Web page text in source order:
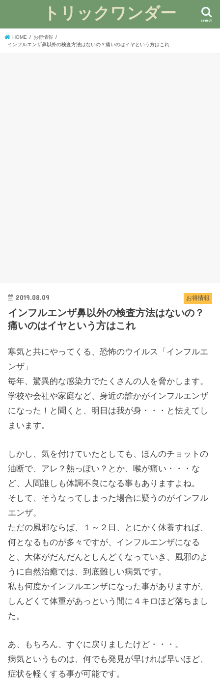
トリックワンダー search
HOME
お得情報
インフルエンザ鼻以外の検査方法はないの？痛いのはイヤという方はこれ
お得情報
2019.08.09
インフルエンザ鼻以外の検査方法はないの？
痛いのはイヤという方はこれ
寒気と共にやってくる、恐怖のウイルス「インフルエ
ンザ」
毎年、驚異的な感染力でたくさんの人を脅かします。
学校や会社や家庭など、身近の誰かがインフルエンザ
になった！と聞くと、明日は我が身・・・と怯えてし
まいます。
しかし、気を付けていたとしても、ほんのチョットの
油断で、アレ？熱っぽい？とか、喉が痛い・・・な
ど、人間誰しも体調不良になる事もありますよね。
そして、そうなってしまった場合に疑うのがインフル
エンザ。
ただの風邪ならば、１～２日、とにかく休養すれば、
何となるものが多々ですが、インフルエンザになる
と、大体がだんだんとしんどくなっていき、風邪のよ
うに自然治癒では、到底難しい病気です。
私も何度かインフルエンザになった事がありますが、
しんどくて体重があっという間に４キロほど落ちまし
た。
あ、もちろん、すぐに戻りましたけど・・・。
病気というものは、何でも発見が早ければ早いほど、
症状を軽くする事が可能です。